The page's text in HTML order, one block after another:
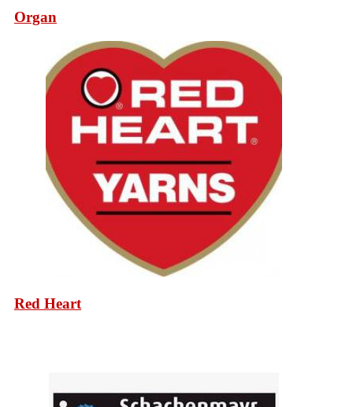
Organ
Red Heart